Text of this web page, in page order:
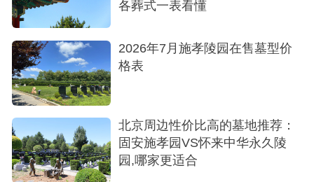
卷卧碑等特色葬式，以满足不同家庭的需求和喜
好。
书卷卧碑：参考售价为10000元。这种葬式以独
特的书卷造型设计，寓意着逝者生前的智慧与精神
永载史册，为书香门第或学识渊博的逝者打造了一
方知识殿堂般的长眠之所。
固安施孝园以其独特的生态葬式和全方位服
各葬式一表看懂
2026年7月施孝陵园在售墓型价
格表
北京周边性价比高的墓地推荐：
固安施孝园VS怀来中华永久陵
园,哪家更适合